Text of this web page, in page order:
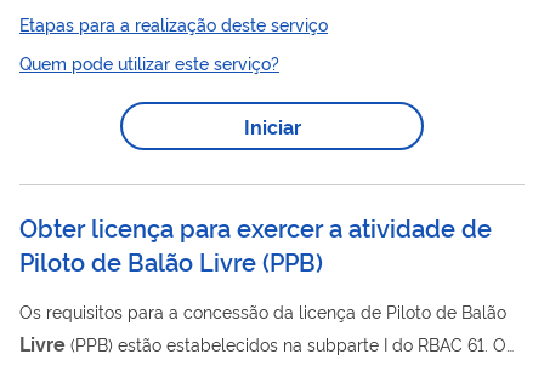
usuários que consultem os certificados digitais em seu nome,
emitidos pelas Autoridades Certificadoras credenciadas à ICP-
Brasil.
Etapas para a realização deste serviço
Quem pode utilizar este serviço?
Iniciar
Obter licença para exercer a atividade de
Piloto de Balão Livre(PPB)
Os requisitos para a concessão da licença de Piloto de Balão
Livre (PPB) estão estabelecidos na subparte I do RBAC 61. O